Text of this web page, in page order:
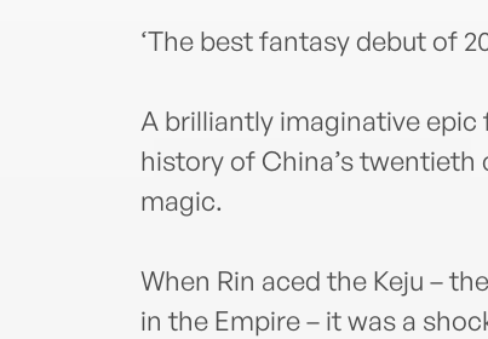
‘The best fantasy debut of
A brilliantly imaginative
history of China’s
magic.
When Rin aced the Keju –
in the Empire – it was a